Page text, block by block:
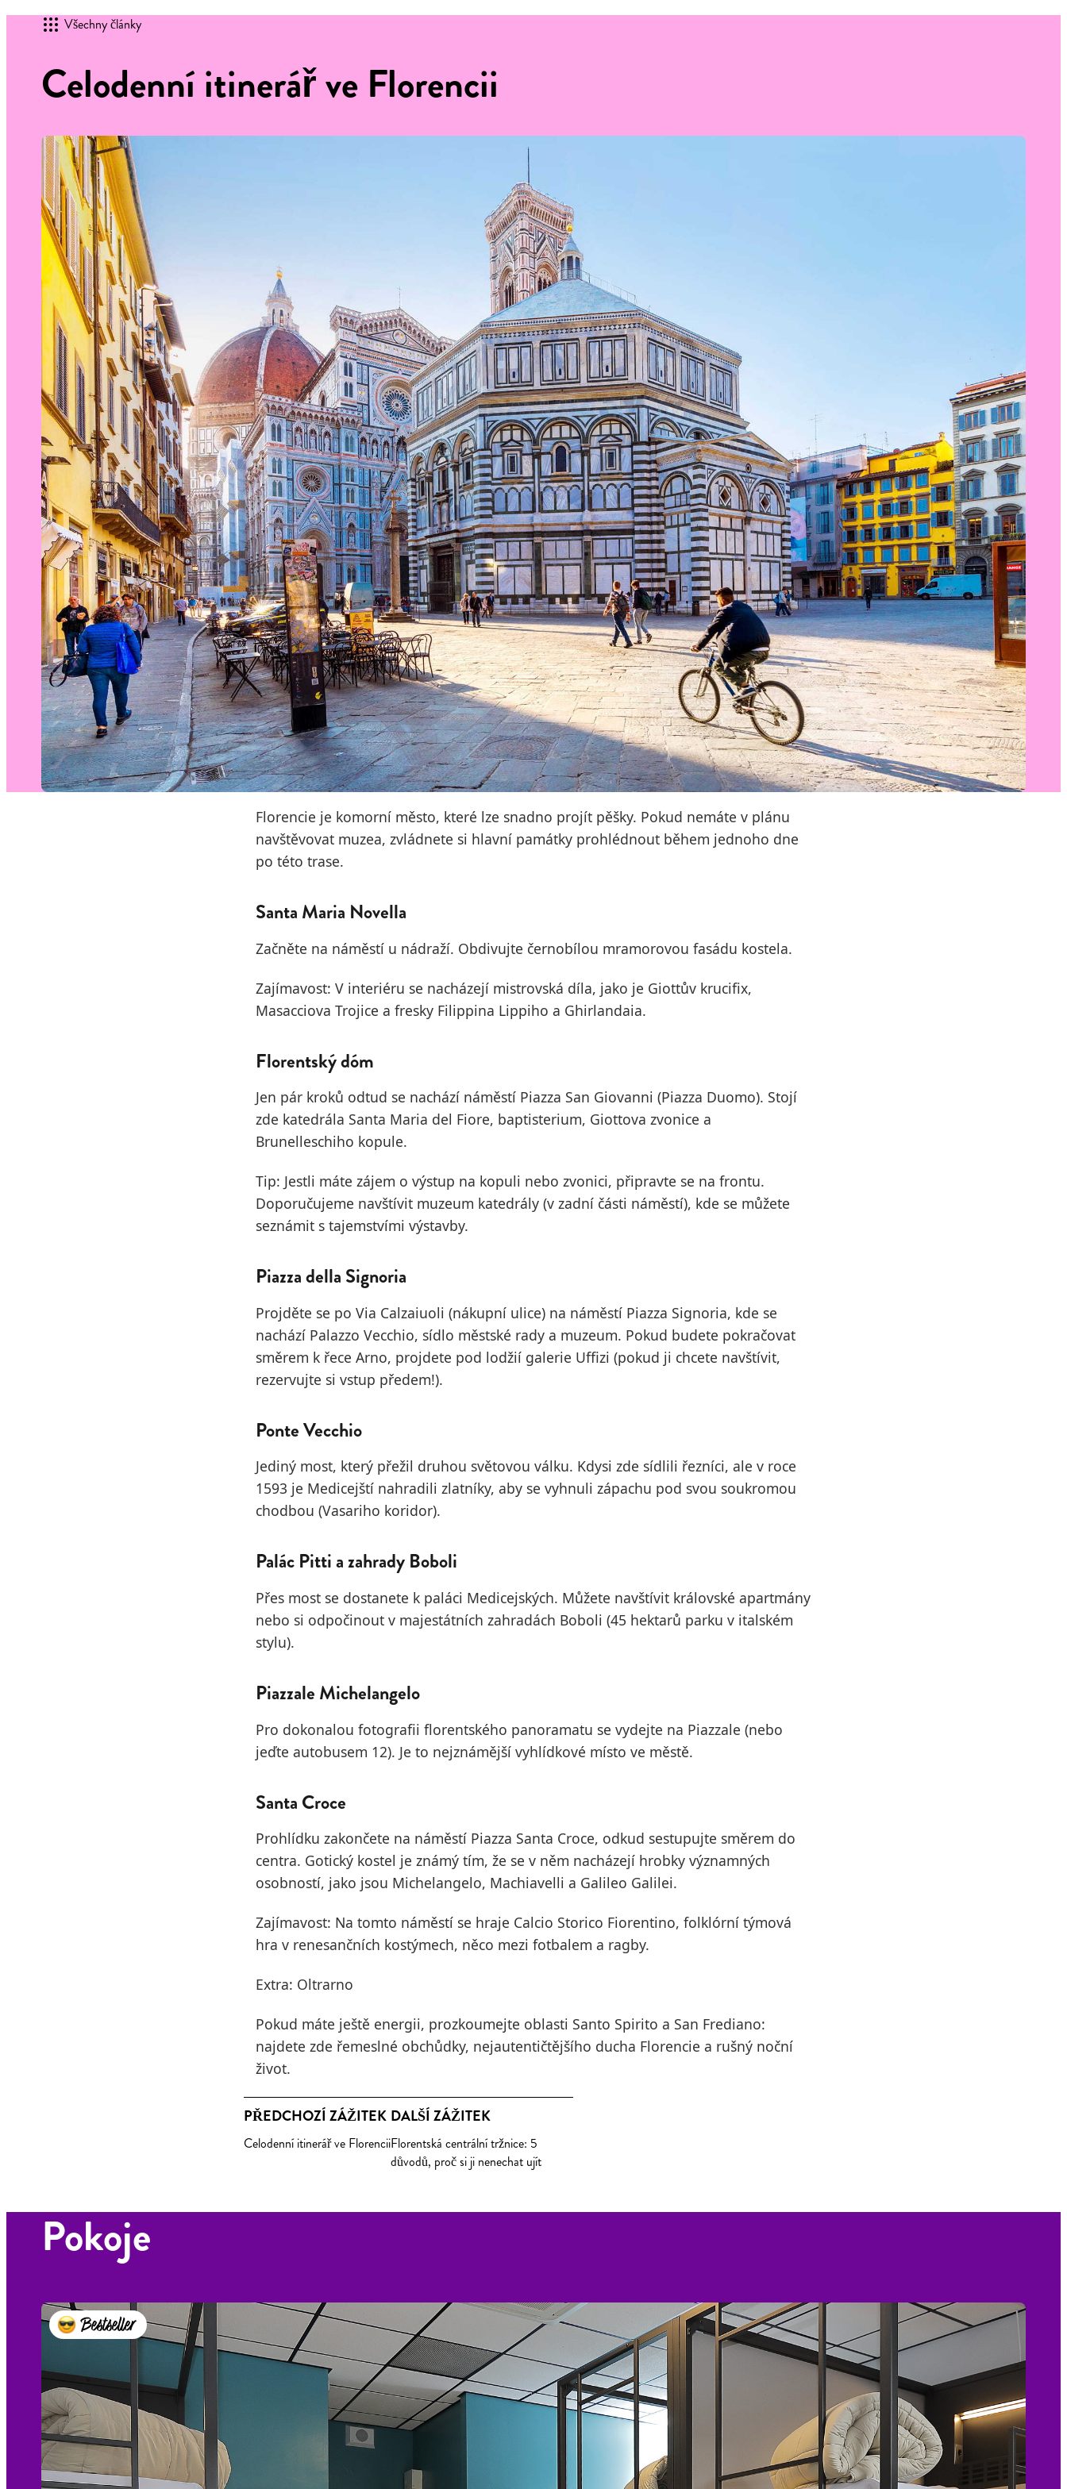
Všechny články
Celodenní itinerář ve Florencii
Florencie je komorní město, které lze snadno projít pěšky. Pokud nemáte v plánu
navštěvovat muzea, zvládnete si hlavní památky prohlédnout během jednoho dne
po této trase.
Santa Maria Novella
Začněte na náměstí u nádraží. Obdivujte černobílou mramorovou fasádu kostela.
Zajímavost: V interiéru se nacházejí mistrovská díla, jako je Giottův krucifix,
Masacciova Trojice a fresky Filippina Lippiho a Ghirlandaia.
Florentský dóm
Jen pár kroků odtud se nachází náměstí Piazza San Giovanni (Piazza Duomo). Stojí
zde katedrála Santa Maria del Fiore, baptisterium, Giottova zvonice a
Brunelleschiho kopule.
Tip: Jestli máte zájem o výstup na kopuli nebo zvonici, připravte se na frontu.
Doporučujeme navštívit muzeum katedrály (v zadní části náměstí), kde se můžete
seznámit s tajemstvími výstavby.
Piazza della Signoria
Projděte se po Via Calzaiuoli (nákupní ulice) na náměstí Piazza Signoria, kde se
nachází Palazzo Vecchio, sídlo městské rady a muzeum. Pokud budete pokračovat
směrem k řece Arno, projdete pod lodžií galerie Uffizi (pokud ji chcete navštívit,
rezervujte si vstup předem!).
Ponte Vecchio
Jediný most, který přežil druhou světovou válku. Kdysi zde sídlili řezníci, ale v roce
1593 je Medicejští nahradili zlatníky, aby se vyhnuli zápachu pod svou soukromou
chodbou (Vasariho koridor).
Palác Pitti a zahrady Boboli
Přes most se dostanete k paláci Medicejských. Můžete navštívit královské apartmány
nebo si odpočinout v majestátních zahradách Boboli (45 hektarů parku v italském
stylu).
Piazzale Michelangelo
Pro dokonalou fotografii florentského panoramatu se vydejte na Piazzale (nebo
jeďte autobusem 12). Je to nejznámější vyhlídkové místo ve městě.
Santa Croce
Prohlídku zakončete na náměstí Piazza Santa Croce, odkud sestupujte směrem do
centra. Gotický kostel je známý tím, že se v něm nacházejí hrobky významných
osobností, jako jsou Michelangelo, Machiavelli a Galileo Galilei.
Zajímavost: Na tomto náměstí se hraje Calcio Storico Fiorentino, folklórní týmová
hra v renesančních kostýmech, něco mezi fotbalem a ragby.
Extra: Oltrarno
Pokud máte ještě energii, prozkoumejte oblasti Santo Spirito a San Frediano:
najdete zde řemeslné obchůdky, nejautentičtějšího ducha Florencie a rušný noční
život.
PŘEDCHOZÍ ZÁŽITEK
Celodenní itinerář ve Florencii
DALŠÍ ZÁŽITEK
Florentská centrální tržnice: 5
důvodů, proč si ji nenechat ujít
Pokoje
Bestseller